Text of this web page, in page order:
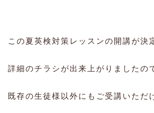
この夏英検対策レッスンの開講が決
詳細のチラシが出来上がりましたの
既存の生徒様以外にもご受講いただ